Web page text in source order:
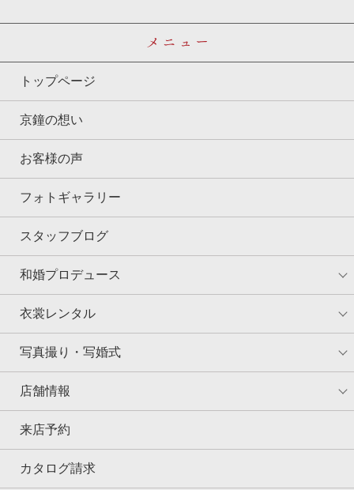
トップページ
京鐘の想い
お客様の声
フォトギャラリー
スタッフブログ
和婚プロデュース
衣裳レンタル
写真撮り・写婚式
店舗情報
来店予約
カタログ請求